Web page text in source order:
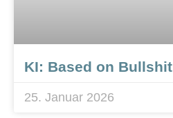
KI: Based on Bullshit
25. Januar 2026